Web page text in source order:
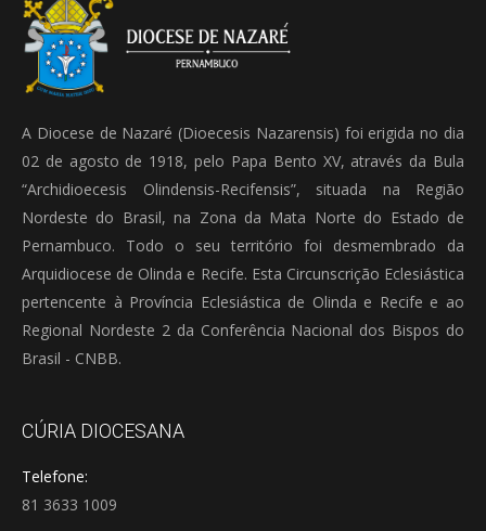
A Diocese de Nazaré (Dioecesis Nazarensis) foi erigida no dia
02 de agosto de 1918, pelo Papa Bento XV, através da Bula
“Archidioecesis Olindensis-Recifensis”, situada na Região
Nordeste do Brasil, na Zona da Mata Norte do Estado de
Pernambuco. Todo o seu território foi desmembrado da
Arquidiocese de Olinda e Recife. Esta Circunscrição Eclesiástica
pertencente à Província Eclesiástica de Olinda e Recife e ao
Regional Nordeste 2 da Conferência Nacional dos Bispos do
Brasil - CNBB.
CÚRIA DIOCESANA
Telefone:
81 3633 1009